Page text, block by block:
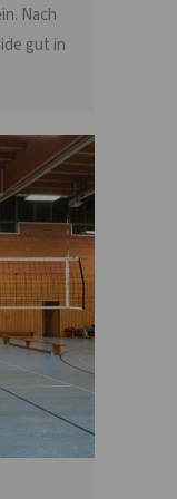
Nach
gut in